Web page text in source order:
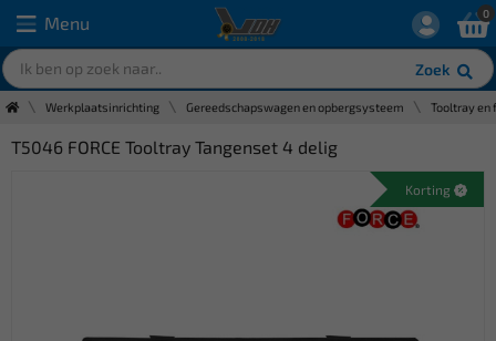
Menu
Zoek
0
Werkplaatsinrichting Gereedschapswagen en opbergsysteem Tooltray en
T5046 FORCE Tooltray Tangenset 4 delig
Korting